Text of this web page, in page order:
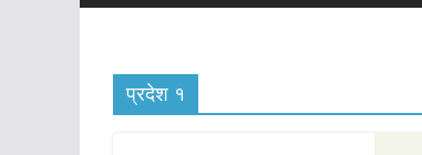
प्रदेश १